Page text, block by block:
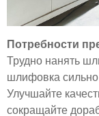
Потребности
Трудно нанять
шлифовка сильно
Улучшайте
сокращайте